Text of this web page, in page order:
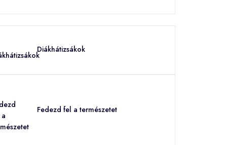
Diákhátizsákok
Fedezd fel a természetet